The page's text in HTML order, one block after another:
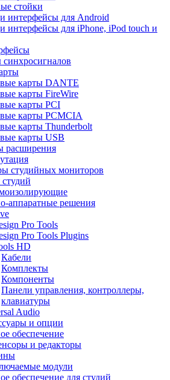
стойки
интерфейсы для Android
интерфейсы для iPhone, iPod touch и
синхросигналов
карты DANTE
карты FireWire
карты PCI
карты PCMCIA
карты Thunderbolt
карты USB
расширения
студийных мониторов
аппаратные решения
Pro Tools
Pro Tools Plugins
HD
Кабели
Комплекты
Компоненты
Панели управления, контроллеры,
клавиатуры
Audio
и опции
обеспечение
и редакторы
модули
обеспечение для студий